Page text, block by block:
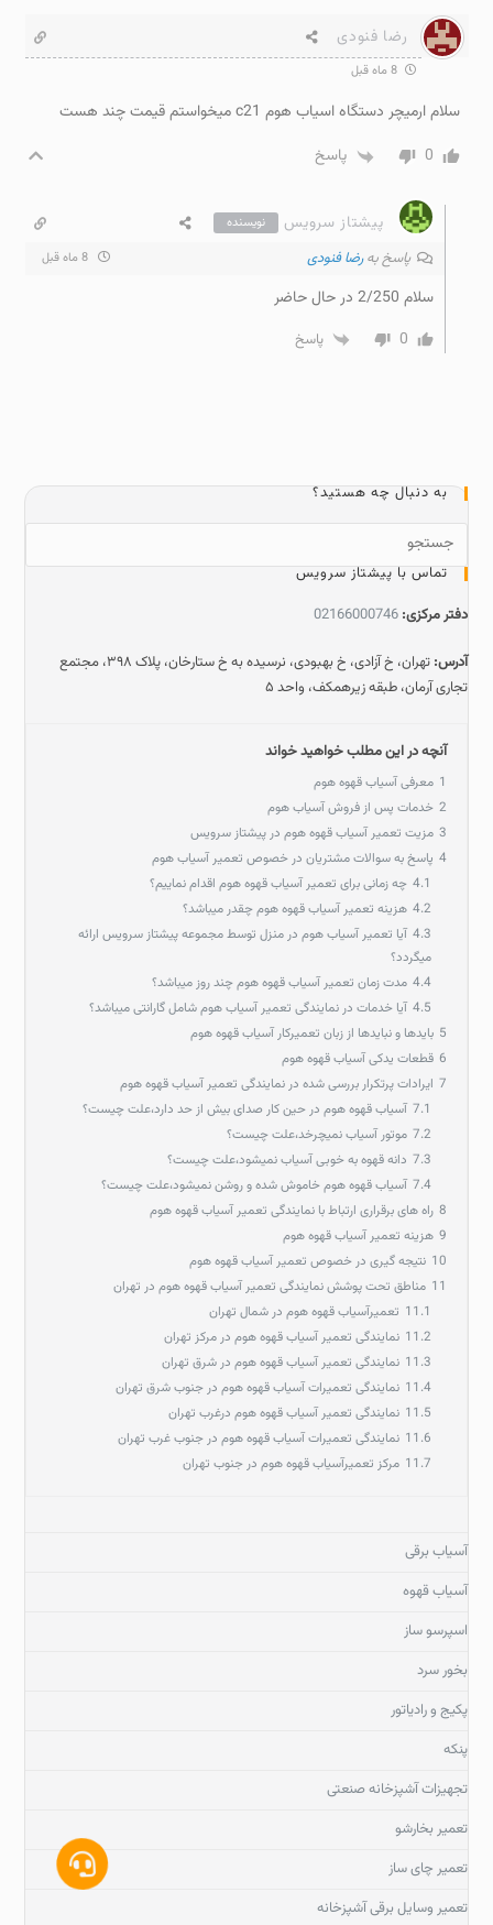
رضا فنودی
8 ماه قبل
سلام ارمیچر دستگاه اسیاب هوم c21 میخواستم قیمت چند هست
0
پاسخ
پیشتاز سرویس نویسنده
پاسخ بهرضا فنودی
سلام 2/250 در حال حاضر
0
پاسخ
به دنبال چه هستید؟
تماس با پیشتاز سرویس
دفتر مرکزی: 02166000746
آدرس:
تهران، خ آزادی، خ بهبودی، نرسیده به خ ستارخان، پلاک ۳۹۸، مجتمع
تجاری آرمان، طبقه زیرهمکف، واحد ۵
آنچه در این مطلب خواهید خواند
1 معرفی آسیاب قهوه هوم
2 خدمات پس از فروش آسیاب هوم
3 مزیت تعمیر آسیاب قهوه هوم در پیشتاز سرویس
4 پاسخ به سوالات مشتریان در خصوص تعمیر آسیاب هوم
4.1 چه زمانی برای تعمیر آسیاب قهوه هوم اقدام نماییم؟
4.2 هزینه تعمیر آسیاب قهوه هوم چقدر میباشد؟
4.3 آیا تعمیر آسیاب هوم در منزل توسط مجموعه پیشتاز سرویس ارائه
میگردد؟
4.4 مدت زمان تعمیر آسیاب قهوه هوم چند روز میباشد؟
4.5 آیا خدمات در نمایندگی تعمیر آسیاب هوم شامل گارانتی میباشد؟
5 بایدها و نبایدها از زبان تعمیرکار آسیاب قهوه هوم
6 قطعات یدکی آسیاب قهوه هوم
7 ایرادات پرتکرار بررسی شده در نمایندگی تعمیر آسیاب قهوه هوم
7.1 آسیاب قهوه هوم در حین کار صدای بیش از حد دارد،علت چیست؟
7.2 موتور آسیاب نمیچرخد،علت چیست؟
7.3 دانه قهوه به خوبی آسیاب نمیشود،علت چیست؟
7.4 آسیاب قهوه هوم خاموش شده و روشن نمیشود،علت چیست؟
8 راه های برقراری ارتباط با نمایندگی تعمیر آسیاب قهوه هوم
9 هزینه تعمیر آسیاب قهوه هوم
10 نتیجه گیری در خصوص تعمیر آسیاب قهوه هوم
11 مناطق تحت پوشش نمایندگی تعمیر آسیاب قهوه هوم در تهران
11.1 تعمیرآسیاب قهوه هوم در شمال تهران
11.2 نمایندگی تعمیر آسیاب قهوه هوم در مرکز تهران
11.3 نمایندگی تعمیر آسیاب قهوه هوم در شرق تهران
11.4 نمایندگی تعمیرات آسیاب قهوه هوم در جنوب شرق تهران
11.5 نمایندگی تعمیر آسیاب قهوه هوم درغرب تهران
11.6 نمایندگی تعمیرات آسیاب قهوه هوم در جنوب غرب تهران
11.7 مرکز تعمیرآسیاب قهوه هوم در جنوب تهران
آسیاب برقی
آسیاب قهوه
اسپرسو ساز
بخور سرد
پکیج و رادیاتور
پنکه
تجهیزات آشپزخانه صنعتی
تعمیر بخارشو
تعمیر چای ساز
تعمیر وسایل برقی آشپزخانه